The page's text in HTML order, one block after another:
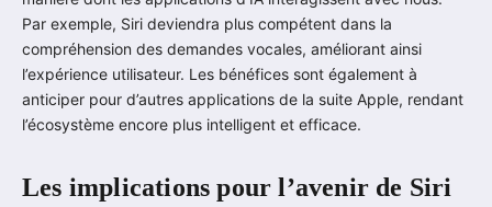
Par exemple, Siri deviendra plus compétent dans la
compréhension des demandes vocales, améliorant ainsi
l’expérience utilisateur. Les bénéfices sont également à
anticiper pour d’autres applications de la suite Apple, rendant
l’écosystème encore plus intelligent et efficace.
Les implications pour l’avenir de Siri